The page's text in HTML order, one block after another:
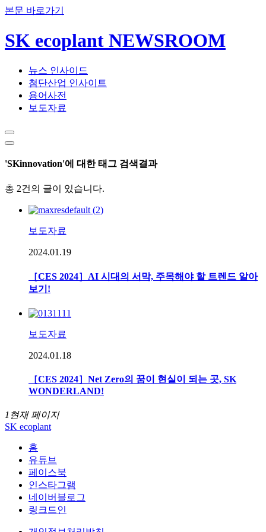
본문 바로가기
SK ecoplant NEWSROOM
뉴스 인사이드
첨단산업 인사이트
용어사전
보도자료
'SKinnovation'에 대한 태그 검색결과
총 2건의 글이 있습니다.
보도자료
2024.01.19
［CES 2024］AI 시대의 서막, 주목해야 할 트렌드 알아
보기!
보도자료
2024.01.18
［CES 2024］Net Zero의 꿈이 현실이 되는 곳, SK
WONDERLAND!
1 현재 페이지
SK ecoplant
홈
유튜브
페이스북
인스타그램
네이버블로그
링크드인